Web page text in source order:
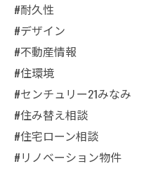
#耐久性
#デザイン
#不動産情報
#住環境
#センチュリー21みなみ
#住み替え相談
#住宅ローン相談
#リノベーション物件